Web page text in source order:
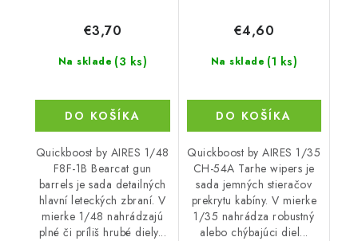
Na sklade (3 ks)
€3,70
DO KOŠÍKA
Quickboost by AIRES 1/48
F8F-1B Bearcat gun
barrels je sada detailných
hlavní leteckých zbraní. V
mierke 1/48 nahrádzajú
plné či príliš hrubé diely...
Na sklade (1 ks)
€4,60
DO KOŠÍKA
Quickboost by AIRES 1/35
CH-54A Tarhe wipers je
sada jemných stieračov
prekrytu kabíny. V mierke
1/35 nahrádza robustný
alebo chýbajúci diel...